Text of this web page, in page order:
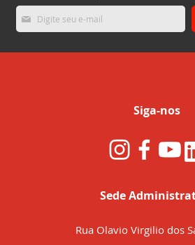
Inscreva-
se
nossa
Siga-nos
Sede
Rua Olavio Virgilio dos